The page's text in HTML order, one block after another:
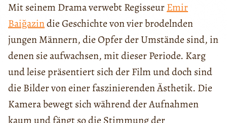
Mit seinem Drama verwebt RegisseurEmir
Baiğazindie Geschichte von vier brodelnden
jungen Männern, die Opfer der Umstände sind, in
denen sie aufwachsen, mit dieser Periode. Karg
und leise präsentiert sich der Film und doch sind
die Bilder von einer faszinierenden Ästhetik. Die
Kamera bewegt sich während der Aufnahmen